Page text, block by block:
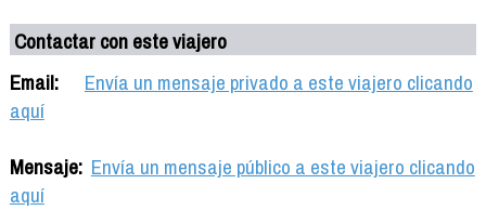
Contactar con este viajero
Email:
Envía un mensaje privado a este viajero clicando
aquí
Mensaje: Envía un mensaje público a este viajero clicando
aquí